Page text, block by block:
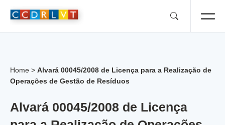
Home > Alvará 00045/2008 de Licença para a Realização de
Operações de Gestão de Resíduos
Alvará 00045/2008 de Licença